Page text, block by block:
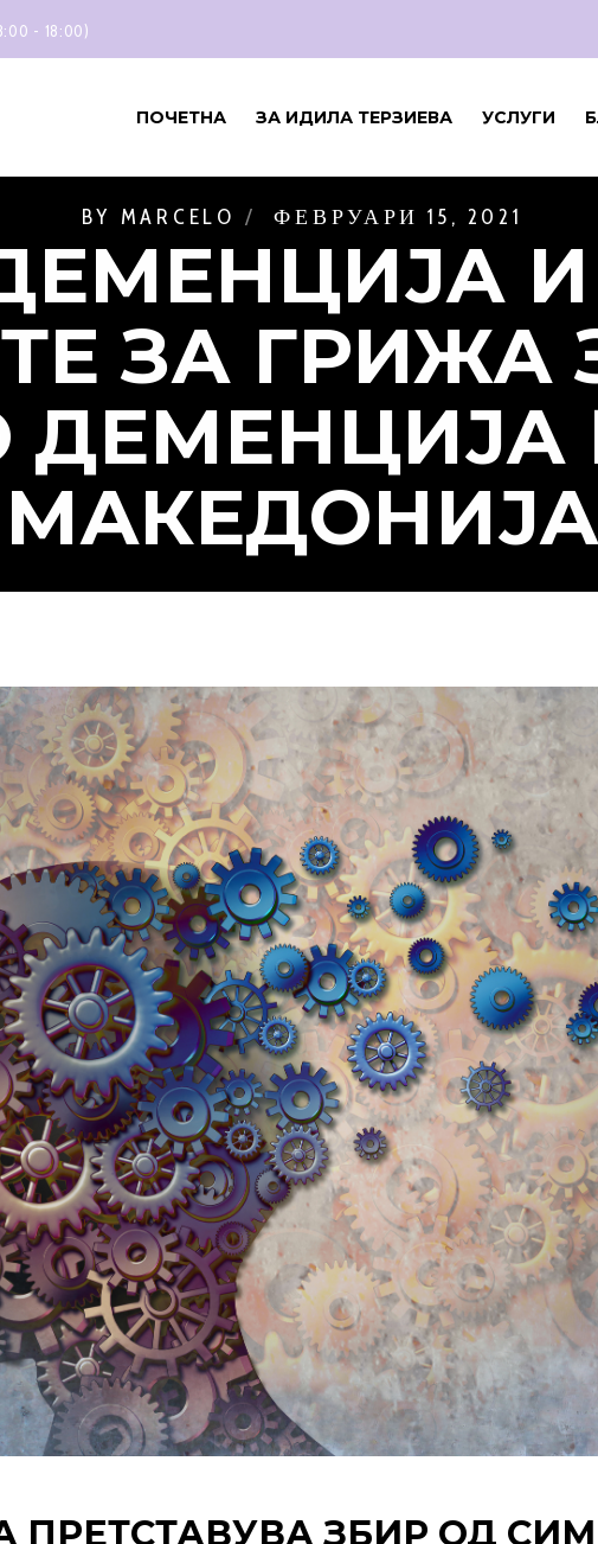
- 18:00)
ПОЧЕТНА ЗА ИДИЛА ТЕРЗИЕВА УСЛУГИ
BY MARCELO ФЕВРУАРИ 15, 2021
ЗА ГРИЖА
ДЕМЕНЦИЈА
МАКЕДОНИЈА
ПРЕТСТАВУВА ЗБИР ОД